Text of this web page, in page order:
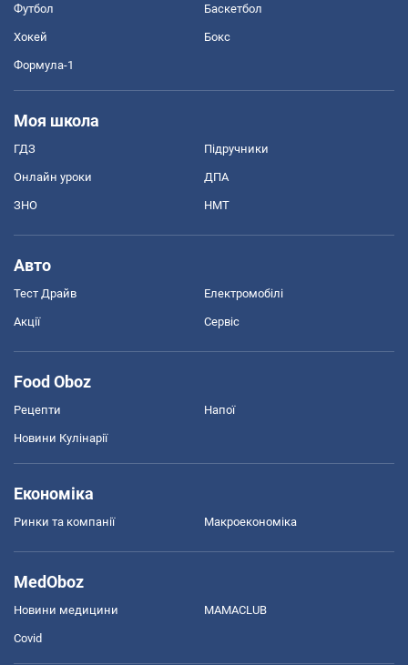
Футбол Баскетбол
Хокей Бокс
Формула-1
Моя школа
ГДЗ Підручники
Онлайн уроки ДПА
ЗНО НМТ
Авто
Тест Драйв Електромобілі
Акції Сервіс
Food Oboz
Рецепти Напої
Новини Кулінарії
Економіка
Ринки та компанії Макроекономіка
MedOboz
Новини медицини MAMACLUB
Covid